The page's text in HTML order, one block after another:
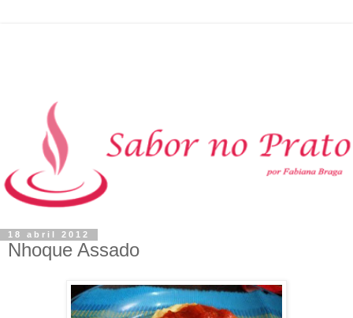
18 abril 2012
Nhoque Assado